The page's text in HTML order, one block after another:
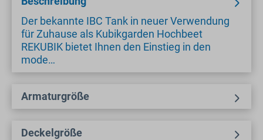
Der bekannte IBC Tank in neuer Verwendung
für Zuhause als Kubikgarden Hochbeet
REKUBIK bietet Ihnen den Einstieg in den
mode…
Armaturgröße
Deckelgröße